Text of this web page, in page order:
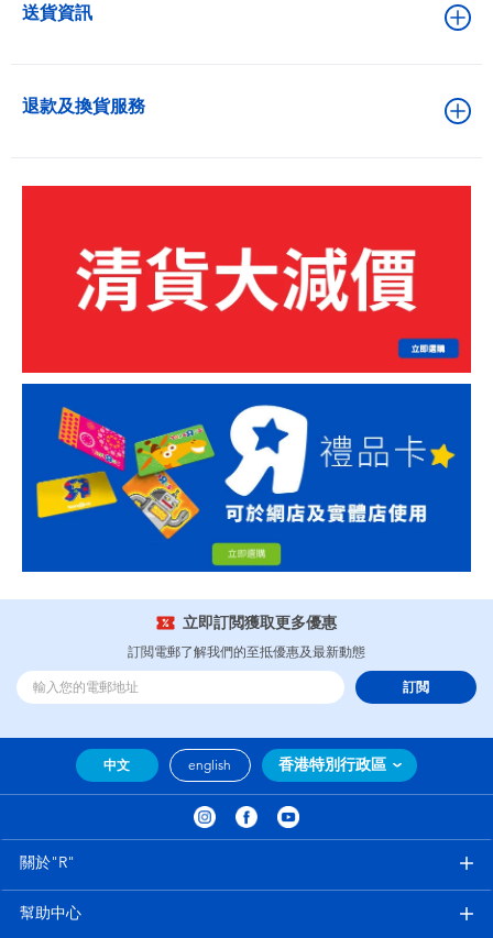
送貨資訊
退款及換貨服務
立即訂閲獲取更多優惠
訂閲電郵了解我們的至抵優惠及最新動態
訂閲
中文 english 香港特別行政區
關於"R"
幫助中心